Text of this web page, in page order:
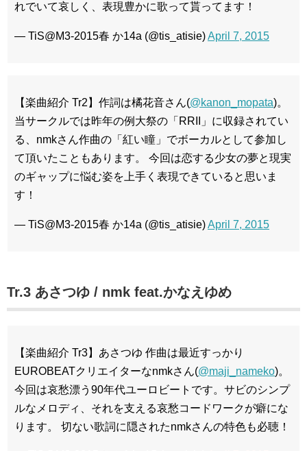
れでいて哀しく、表現豊かに歌って貰ってます！
— TiS@M3-2015春 か14a (@tis_atisie)April 7, 2015
【楽曲紹介 Tr2】作詞は橘花音さん(@kanon_mopata)。
当サークルでは昨年の例大祭の「RRII」に収録されてい
る、nmkさん作曲の「紅い瞳」でボーカルとして参加し
て頂いたこともあります。 今回は恋する少女の夢と現実
のギャップに悩む姿を上手く表現できていると思いま
す！
— TiS@M3-2015春 か14a (@tis_atisie)April 7, 2015
Tr.3 あさつゆ / nmk feat.かなえゆめ
【楽曲紹介 Tr3】あさつゆ 作曲は最近すっかり
EUROBEATクリエイターなnmkさん(@maji_nameko)。
今回は哀愁漂う90年代ユーロビートです。サビのシンプ
ルなメロディ、それを支える哀愁コードワークが癖にな
ります。 切ない歌詞に隠されたnmkさんの特色も必聴！